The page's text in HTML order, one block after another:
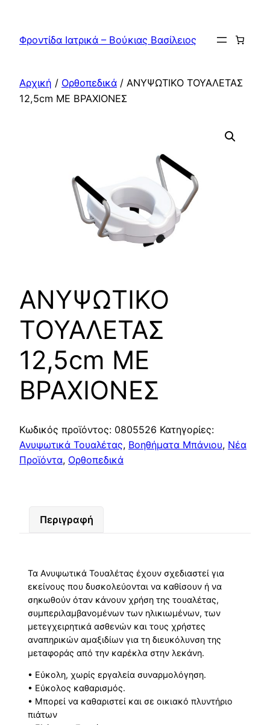
περιεχόμενο
Φροντίδα Ιατρικά – Βούκιας Βασίλειος
Αρχική / Ορθοπεδικά / ΑΝΥΨΩΤΙΚΟ ΤΟΥΑΛΕΤΑΣ
12,5cm ΜΕ ΒΡΑΧΙΟΝΕΣ
ΑΝΥΨΩΤΙΚΟ
ΤΟΥΑΛΕΤΑΣ
12,5cm ΜΕ
ΒΡΑΧΙΟΝΕΣ
Κωδικός προϊόντος: 0805526 Κατηγορίες:
Ανυψωτικά Τουαλέτας, Βοηθήματα Μπάνιου, Νέα
Προϊόντα, Ορθοπεδικά
Περιγραφή
Τα Ανυψωτικά Τουαλέτας έχουν σχεδιαστεί για
εκείνους που δυσκολεύονται να καθίσουν ή να
σηκωθούν όταν κάνουν χρήση της τουαλέτας,
συμπεριλαμβανομένων των ηλικιωμένων, των
μετεγχειρητικά ασθενών και τους χρήστες
αναπηρικών αμαξιδίων για τη διευκόλυνση της
μεταφοράς από την καρέκλα στην λεκάνη.
• Εύκολη, χωρίς εργαλεία συναρμολόγηση.
• Εύκολος καθαρισμός.
• Μπορεί να καθαριστεί και σε οικιακό πλυντήριο
πιάτων